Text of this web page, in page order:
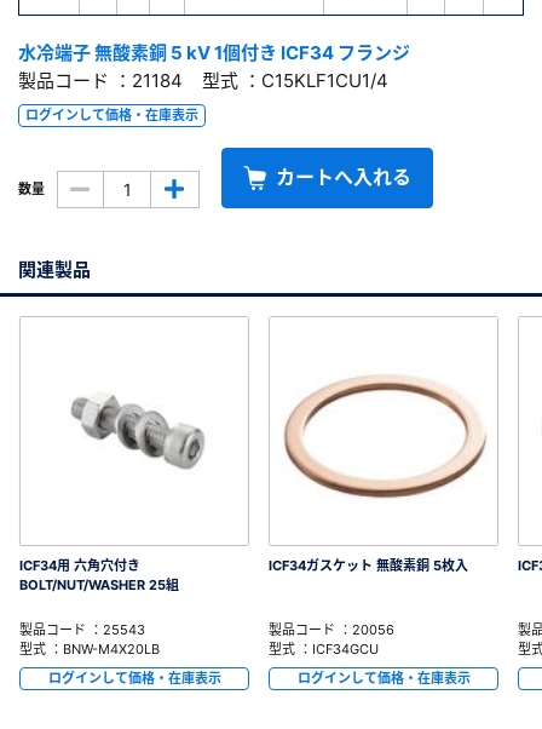
水冷端子 無酸素銅 5 kV 1個付き ICF34 フランジ
製品コード ：21184 型式 ：C15KLF1CU1/4
ログインして価格・在庫表示
数量 カートへ入れる
関連製品
ICF34用 六角穴付き
BOLT/NUT/WASHER 25組
製品コード ：25543
型式 ：BNW-M4X20LB
ログインして価格・在庫表示
ICF34ガスケット 無酸素銅 5枚入
製品コード ：20056
型式 ：ICF34GCU
ログインして価格・在庫表示
製
型